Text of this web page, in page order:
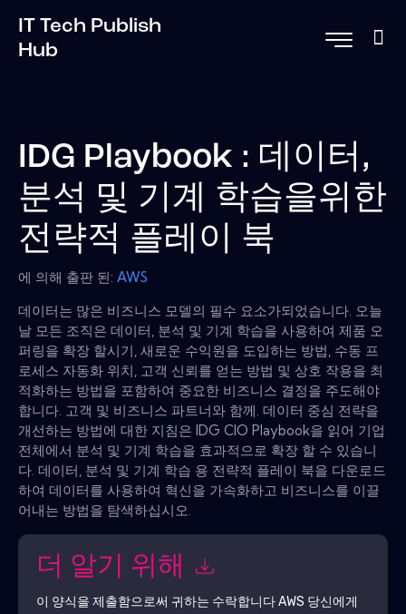
IT Tech Publish
Hub
IDG Playbook : 데이터,
분석 및 기계 학습을위한
전략적 플레이 북
에 의해 출판 된: AWS
데이터는 많은 비즈니스 모델의 필수 요소가되었습니다. 오늘
날 모든 조직은 데이터, 분석 및 기계 학습을 사용하여 제품 오
퍼링을 확장 할시기, 새로운 수익원을 도입하는 방법, 수동 프
로세스 자동화 위치, 고객 신뢰를 얻는 방법 및 상호 작용을 최
적화하는 방법을 포함하여 중요한 비즈니스 결정을 주도해야
합니다. 고객 및 비즈니스 파트너와 함께. 데이터 중심 전략을
개선하는 방법에 대한 지침은 IDG CIO Playbook을 읽어 기업
전체에서 분석 및 기계 학습을 효과적으로 확장 할 수 있습니
다. 데이터, 분석 및 기계 학습 용 전략적 플레이 북을 다운로드
하여 데이터를 사용하여 혁신을 가속화하고 비즈니스를 이끌
어내는 방법을 탐색하십시오.
더 알기 위해
이 양식을 제출함으로써 귀하는 수락합니다AWS 당신에게